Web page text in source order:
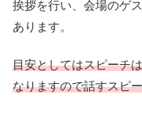
挨拶を行い、会場のゲ
あります。
目安としてはスピーチ
なりますので話すスピ